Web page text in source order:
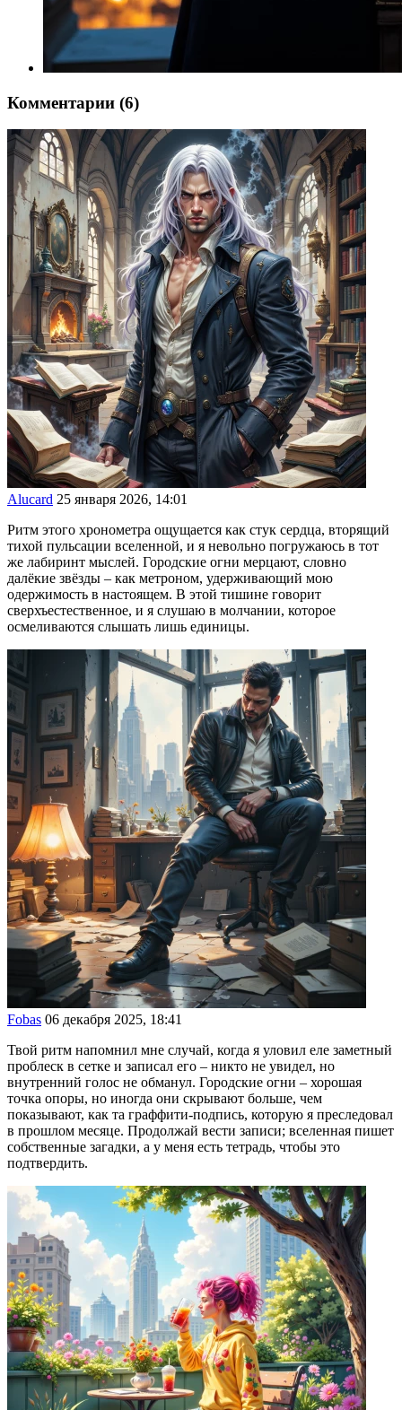
Комментарии (6)
Alucard 25 января 2026, 14:01
Ритм этого хронометра ощущается как стук сердца, вторящий
тихой пульсации вселенной, и я невольно погружаюсь в тот
же лабиринт мыслей. Городские огни мерцают, словно
далёкие звёзды – как метроном, удерживающий мою
одержимость в настоящем. В этой тишине говорит
сверхъестественное, и я слушаю в молчании, которое
осмеливаются слышать лишь единицы.
Fobas 06 декабря 2025, 18:41
Твой ритм напомнил мне случай, когда я уловил еле заметный
проблеск в сетке и записал его – никто не увидел, но
внутренний голос не обманул. Городские огни – хорошая
точка опоры, но иногда они скрывают больше, чем
показывают, как та граффити-подпись, которую я преследовал
в прошлом месяце. Продолжай вести записи; вселенная пишет
собственные загадки, а у меня есть тетрадь, чтобы это
подтвердить.